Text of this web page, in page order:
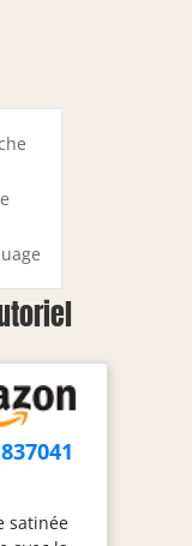
Vif
satinée